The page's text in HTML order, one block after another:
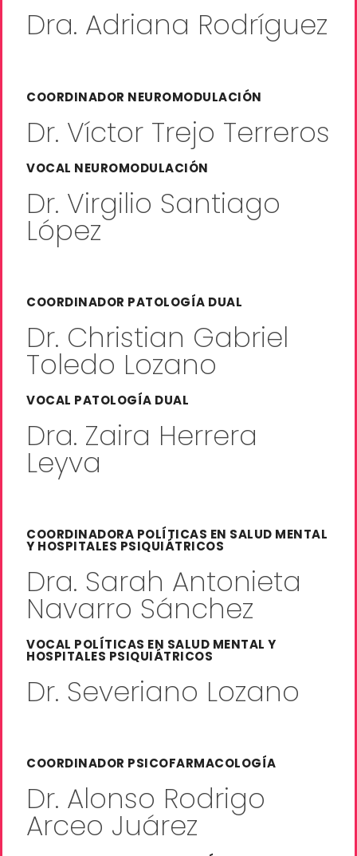
Dra. Adriana Rodríguez
COORDINADOR NEUROMODULACIÓN
Dr. Víctor Trejo Terreros
VOCAL NEUROMODULACIÓN
Dr. Virgilio Santiago
López
COORDINADOR PATOLOGÍA DUAL
Dr. Christian Gabriel
Toledo Lozano
VOCAL PATOLOGÍA DUAL
Dra. Zaira Herrera
Leyva
COORDINADORA POLÍTICAS EN SALUD MENTAL
Y HOSPITALES PSIQUIÁTRICOS
Dra. Sarah Antonieta
Navarro Sánchez
VOCAL POLÍTICAS EN SALUD MENTAL Y
HOSPITALES PSIQUIÁTRICOS
Dr. Severiano Lozano
COORDINADOR PSICOFARMACOLOGÍA
Dr. Alonso Rodrigo
Arceo Juárez